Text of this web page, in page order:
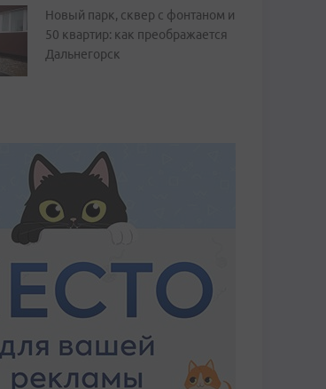
Новый парк, сквер с фонтаном и
50 квартир: как преображается
Дальнегорск